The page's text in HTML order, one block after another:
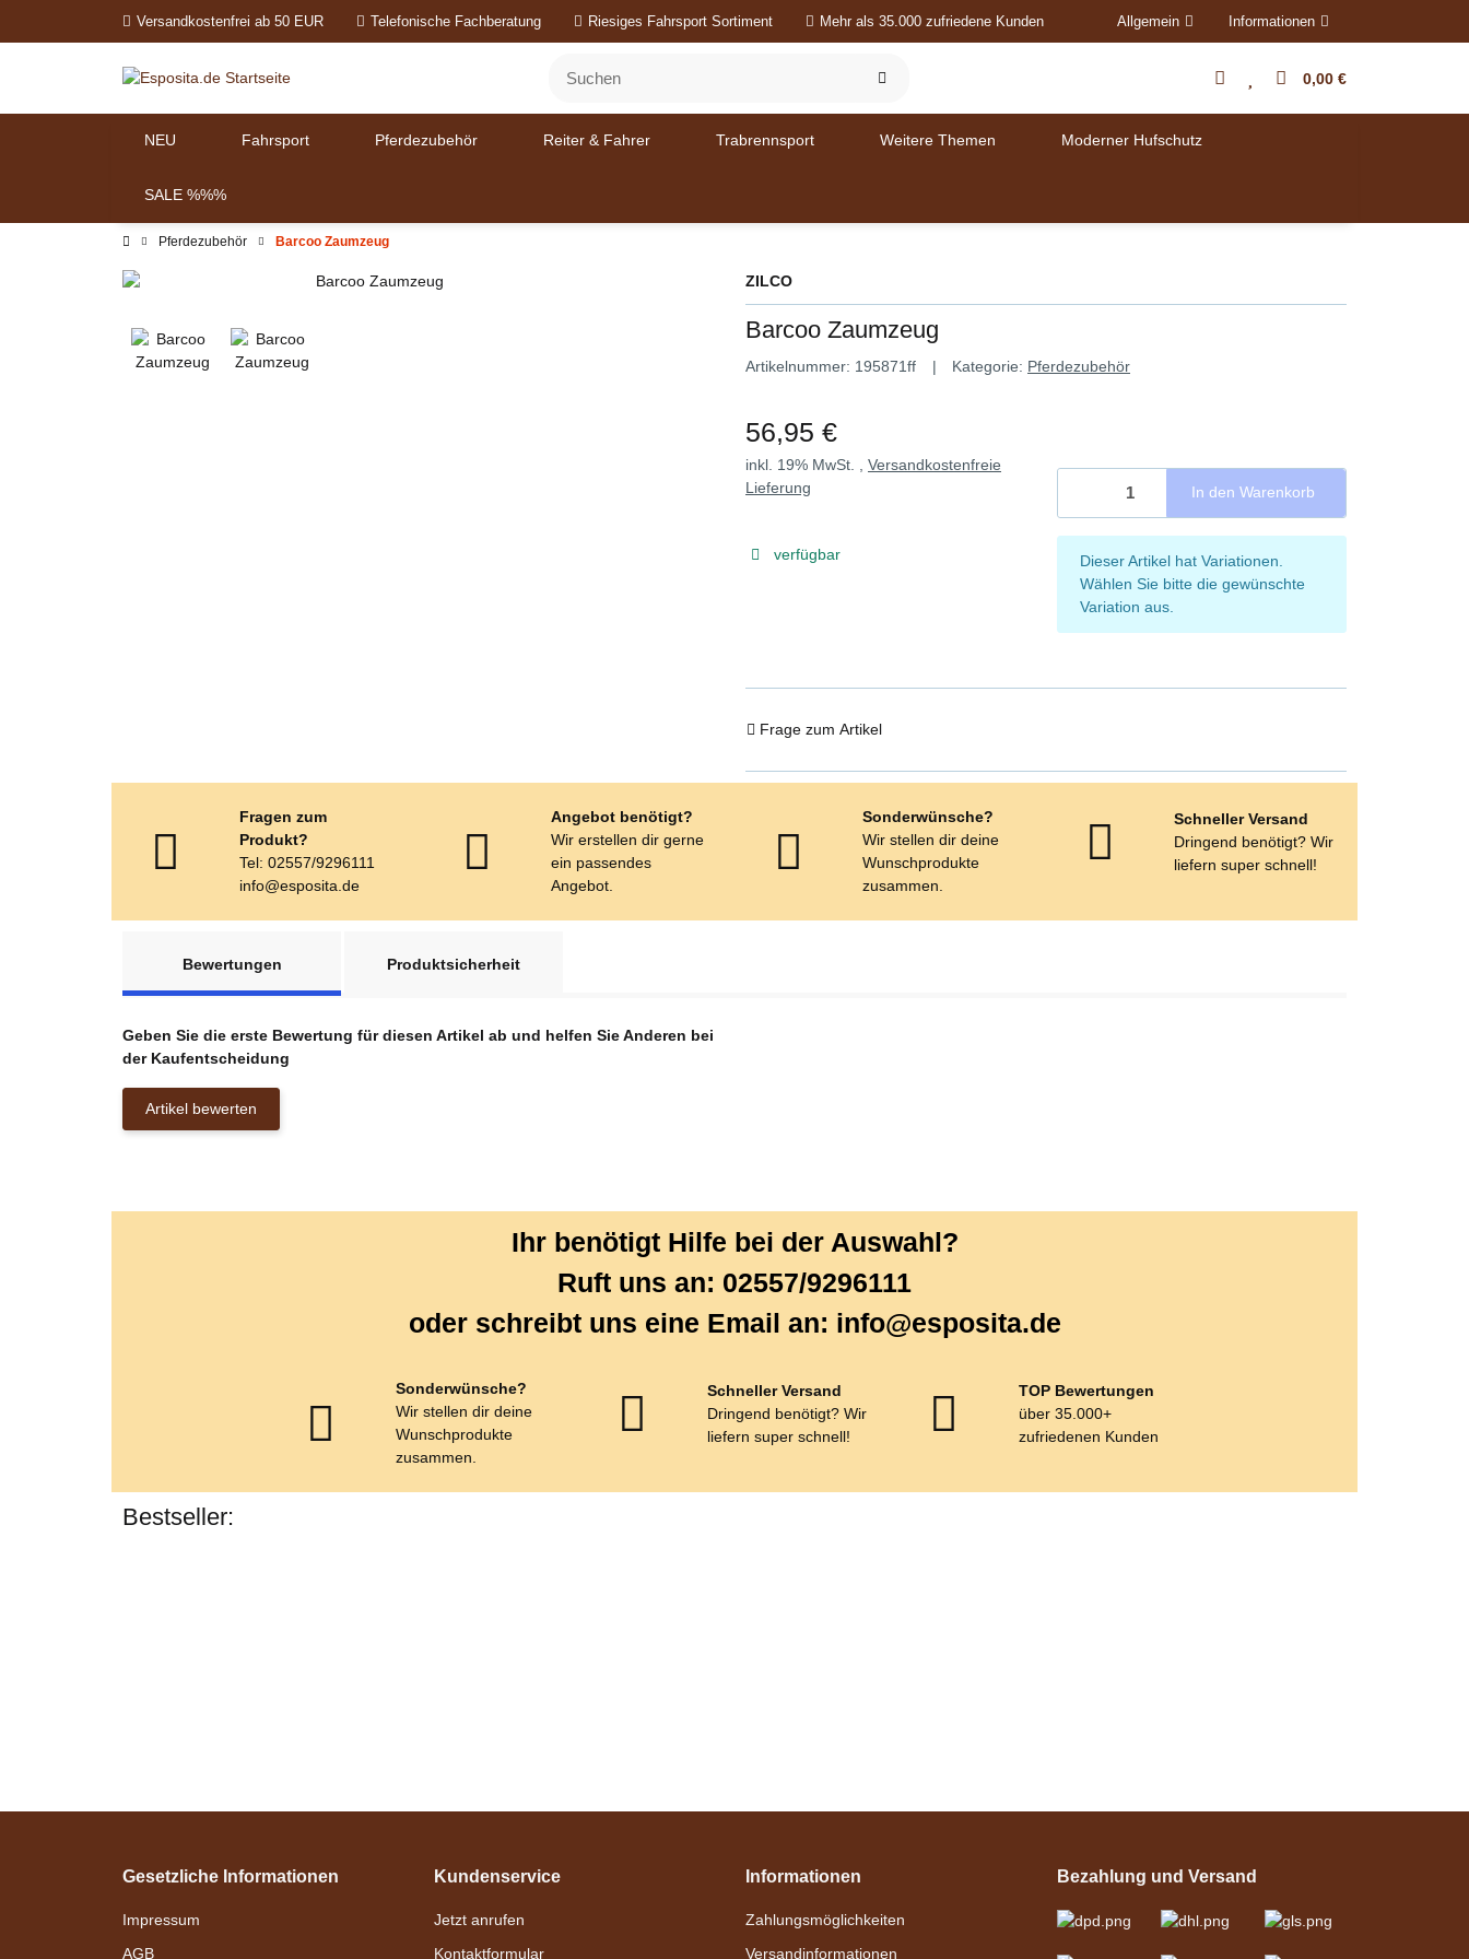
Versandkostenfrei ab 50 EUR Telefonische Fachberatung Riesiges Fahrsport Sortiment Mehr als 35.000 zufriedene Kunden Allgemein Informationen
0,00 €
NEU Fahrsport Pferdezubehör Reiter & Fahrer Trabrennsport Weitere Themen Moderner Hufschutz
SALE %%%
Pferdezubehör Barcoo Zaumzeug
ZILCO
Barcoo Zaumzeug
Artikelnummer: 195871ff Kategorie: Pferdezubehör
56,95 €
inkl. 19% MwSt. , Versandkostenfreie
Lieferung
verfügbar
In den Warenkorb
x
Dieser Artikel hat Variationen.
Wählen Sie bitte die gewünschte
Variation aus.
Frage zum Artikel
Fragen zum
Produkt?
Tel: 02557/9296111
info@esposita.de
Angebot benötigt?
Wir erstellen dir gerne
ein passendes
Angebot.
Sonderwünsche?
Wir stellen dir deine
Wunschprodukte
zusammen.
Schneller Versand
Dringend benötigt? Wir
liefern super schnell!
Bewertungen
Produktsicherheit
Geben Sie die erste Bewertung für diesen Artikel ab und helfen Sie Anderen bei
der Kaufentscheidung
Artikel bewerten
Ihr benötigt Hilfe bei der Auswahl?
Ruft uns an: 02557/9296111
oder schreibt uns eine Email an: info@esposita.de
Sonderwünsche?
Wir stellen dir deine
Wunschprodukte
zusammen.
Schneller Versand
Dringend benötigt? Wir
liefern super schnell!
TOP Bewertungen
über 35.000+
zufriedenen Kunden
Bestseller:
Schwarz
Gesetzliche Informationen
Impressum
AGB
Kundenservice
Jetzt anrufen
Kontaktformular
Informationen
Zahlungsmöglichkeiten
Versandinformationen
Bezahlung und Versand